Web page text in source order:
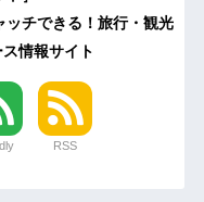
チできる！旅行・観光
情報サイト
RSS